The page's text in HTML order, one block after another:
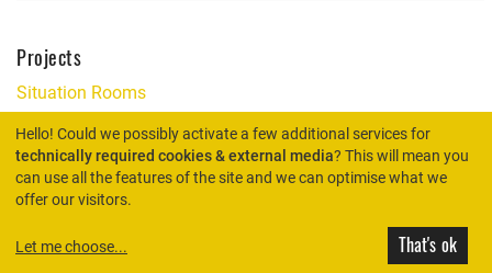
Projects
Situation Rooms
HOME
Hello! Could we possibly activate a few additional services for
technically required cookies & external media? This will mean you
can use all the features of the site and we can optimise what we
offer our visitors.
Let me choose... That's ok